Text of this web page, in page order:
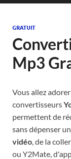
GRATUIT
Mp3
Vous allez
convertisseurs
permettent de
sans dépenser
vidéo, de la
ou Y2Mate,